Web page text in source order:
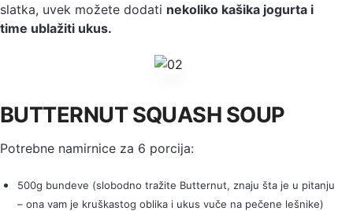
slatka, uvek možete dodati nekoliko kašika jogurta i
time ublažiti ukus.
BUTTERNUT SQUASH SOUP
Potrebne namirnice za 6 porcija:
500g bundeve (slobodno tražite Butternut, znaju šta je u pitanju
– ona vam je kruškastog oblika i ukus vuče na pečene lešnike)